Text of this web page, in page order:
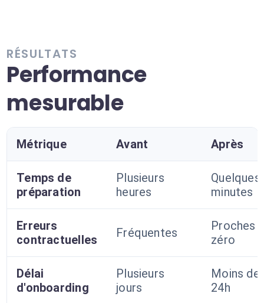
RÉSULTATS
Performance
mesurable
Métrique Avant Après
Temps de
préparation
Plusieurs
heures
Quelques
minutes
Erreurs
contractuelles
Fréquentes
Proches
zéro
Délai
d'onboarding
Plusieurs
jours
Moins de
24h